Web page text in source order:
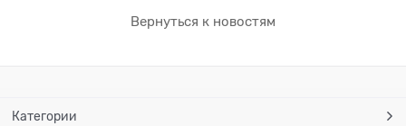
Вернуться к новостям
Категории